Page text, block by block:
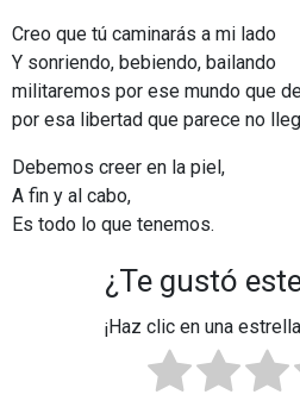
Creo que tú caminarás a mi lado
Y sonriendo, bebiendo, bailando
militaremos por ese mundo que
por esa libertad que parece no
Debemos creer en la piel,
A fin y al cabo,
Es todo lo que tenemos.
¿Te gustó
¡Haz clic en una